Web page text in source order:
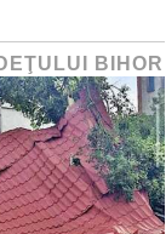
BIHOR